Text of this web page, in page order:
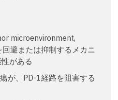
microenvironment,
避または抑制するメカニ
がある
が、PD-1経路を阻害する